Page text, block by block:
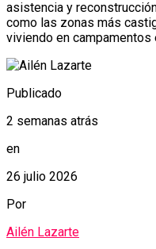
asistencia y
como las zonas más
viviendo en
Publicado
2 semanas atrás
en
26 julio 2026
Por
Ailén Lazarte